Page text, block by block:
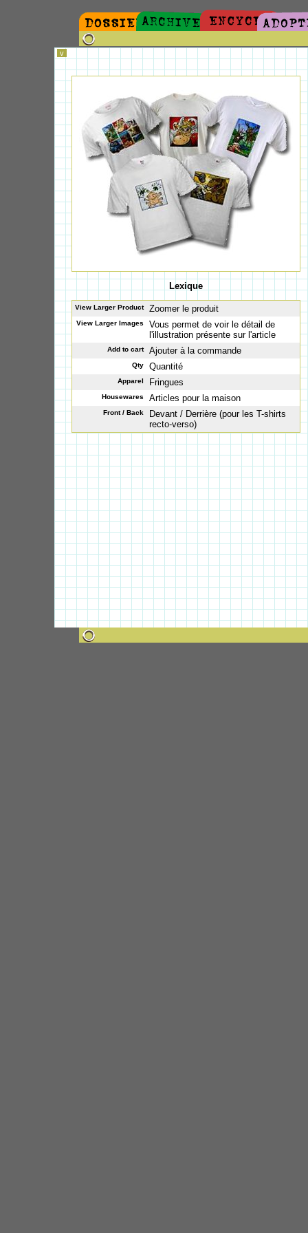
v
Lexique
View Larger Product Zoomer le produit
View Larger Images
Vous permet de voir le détail de
l'illustration présente sur l'article
Add to cart Ajouter à la commande
Qty Quantité
Apparel Fringues
Housewares Articles pour la maison
Front / Back
Devant / Derrière (pour les T-shirts
recto-verso)